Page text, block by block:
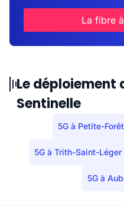
La fibre
Le déploiement
Sentinelle
5G à Petite-Forêt
5G à Trith-Saint-Léger
5G à